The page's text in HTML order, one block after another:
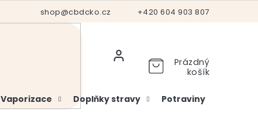
+420 604 903 807
shop@cbdcko.cz
Hodnocení obchodu Vrácení a reklamace
Prázdný
košík
Vaporizace Doplňky stravy Potraviny